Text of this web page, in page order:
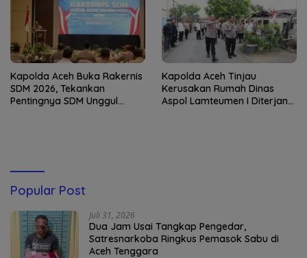
Kapolda Aceh Buka Rakernis
SDM 2026, Tekankan
Pentingnya SDM Unggul
Kapolda Aceh Tinjau
Kerusakan Rumah Dinas
Aspol Lamteumen I Diterjang
Popular Post
Juli 31, 2026
Dua Jam Usai Tangkap Pengedar,
Satresnarkoba Ringkus Pemasok Sabu di
Aceh Tenggara